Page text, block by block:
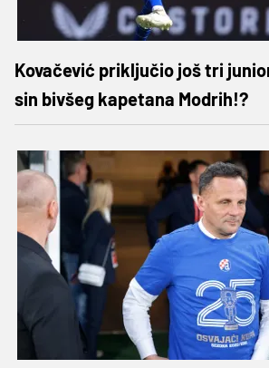
Kovačević priključio još tri
sin bivšeg kapetana Modrih!?